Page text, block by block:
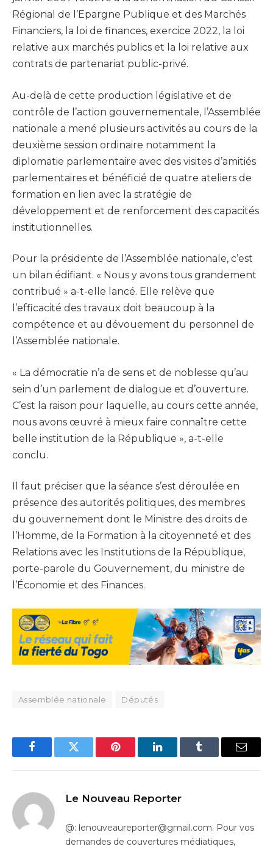
Régional de l’Epargne Publique et des Marchés
Financiers, la loi de finances, exercice 2022, la loi
relative aux marchés publics et la loi relative aux
contrats de partenariat public-privé.
Au-delà de cette production législative et de
contrôle de l’action gouvernementale, l’Assemblée
nationale a mené plusieurs activités au cours de la
deuxième session ordinaire notamment la
diplomatie parlementaire avec des visites d’amitiés
parlementaires et bénéficié de quatre ateliers de
formation en lien avec la stratégie de
développement et de renforcement des capacités
institutionnelles.
Pour la présidente de l’Assemblée nationale, c’est
un bilan édifiant. « Nous y avons tous grandement
contribué » a-t-elle lancé. Elle relève que
l’efficacité des travaux doit beaucoup à la
compétence et au dévouement du personnel de
l’Assemblée nationale.
« La démocratie n’a de sens et de noblesse qu’au
sein d’un parlement de dialogue et d’ouverture.
C’est la raison pour laquelle, au cours cette année,
nous avons œuvré à mieux faire connaître cette
belle institution de la République », a-t-elle
conclu.
Il faut préciser que la séance s’est déroulée en
présence des autorités politiques, des membres
du gouvernement dont le Ministre des droits de
l’Homme, de la Formation à la citoyenneté et des
Relations avec les Institutions de la République,
porte-parole du Gouvernement, du ministre de
l’Économie et des Finances.
Assemblée nationale Députés
FacebookTwitter Pinterest LinkedInTumblr Email
Le Nouveau Reporter
@: lenouveaureporter@gmail.com. Pour vos
demandes de couvertures médiatiques,